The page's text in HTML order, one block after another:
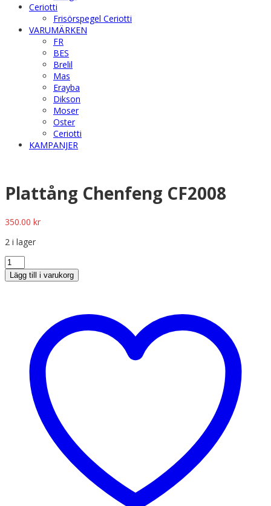
Ceriotti
Frisörspegel Ceriotti
VARUMÄRKEN
FR
BES
Brelil
Mas
Erayba
Dikson
Moser
Oster
Ceriotti
KAMPANJER
Plattång Chenfeng CF2008
350.00 kr
2 i lager
Lägg till i varukorg